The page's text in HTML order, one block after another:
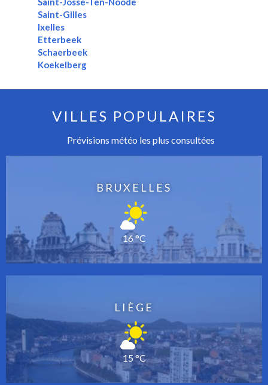
Saint-Gilles
Ixelles
Etterbeek
Schaerbeek
Koekelberg
VILLES POPULAIRES
Prévisions météo les plus consultées
BRUXELLES
16 °C
LIÈGE
15 °C